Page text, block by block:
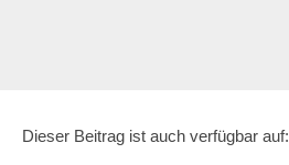
Dieser Beitrag ist auch verfügbar auf: